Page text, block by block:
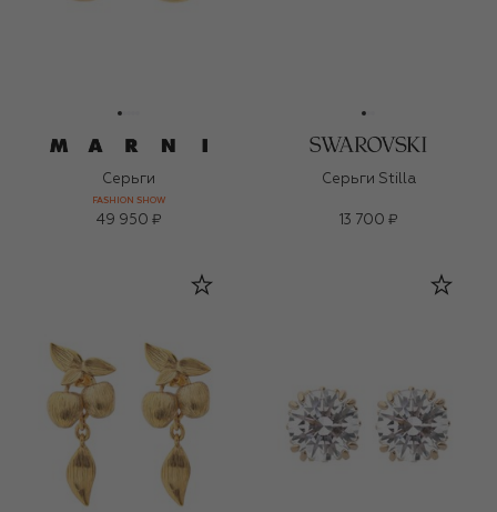
Серьги
FASHION SHOW
49 950 ₽
Серьги Stilla
13 700 ₽